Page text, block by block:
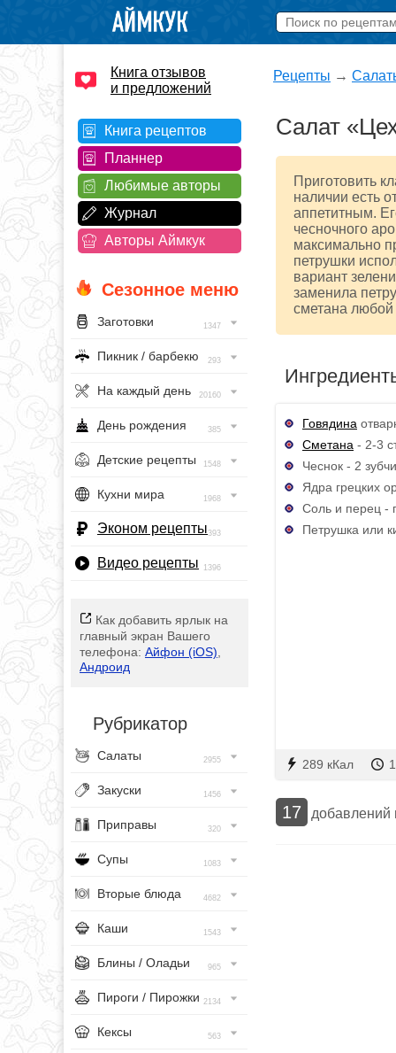
Книга отзывов
и предложений
Книга рецептов
Планнер
Любимые авторы
Журнал
Авторы Аймкук
Сезонное меню
Заготовки 1347
Пикник / барбекю 293
На каждый день 20160
День рождения 385
Детские рецепты 1548
Кухни мира 1968
Эконом рецепты393
Видео рецепты 1396
Как добавить ярлык на
главный экран Вашего
телефона: Айфон (iOS)
Андроид
Рубрикатор
Салаты 2955
Закуски 1456
Приправы 320
Супы 1083
Вторые блюда 4682
Каши 1543
Блины / Оладьи 965
Пироги / Пирожки 2134
Кексы 563
Рецепты →
Салат
Приготовить
наличии есть
аппетитным.
чесночного
максимально
петрушки
вариант
заменила
сметана любой
Говядина
Сметана - 2-3
Чеснок - 2
Ядра грецких
Соль и перец -
Петрушка или
289 кКал
17 добавлений